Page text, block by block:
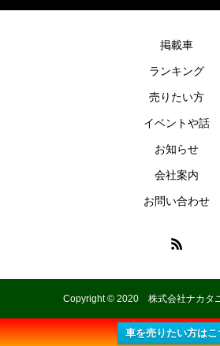
掲載車
ランキング
売りたい方
イベントや話
お知らせ
会社案内
お問い合わせ
Copyright © 2020 株式会社ナカタ
車を売りたい方はこ